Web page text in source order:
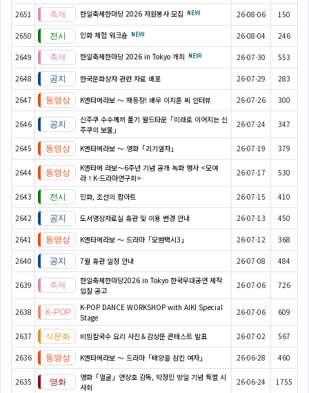
2651 한일축제한마당 2026 자원봉사 모집 26-08-06 150
2650 민화 체험 워크숍 26-08-04 246
2649 한일축제한마당 2026 in Tokyo 개최 26-07-30 553
2648 한국문화상자 관련 자료 배포 26-07-29 283
2647 K엔타메라보 ～ 재등장! 배우 이지훈 씨 인터뷰 26-07-26 300
2646
신주쿠 수수께끼 풀기 월드타운「미래로 이어지는 신
주쿠의 보물」
26-07-24 347
2645 K엔타메라보 ～ 영화「괴기열차」 26-07-19 379
2644
K엔타메 라보～6주년 기념 공개 녹화 행사 <모여
라！K-드라마연구회>
26-07-17 530
2643 민화, 조선의 팝아트 26-07-15 410
2642 도서영상자료실 휴관 및 이용 변경 안내 26-07-13 450
2641 K엔타메라보 ～ 드라마「모범택시3」 26-07-12 368
2640 7월 휴관 일정 안내 26-07-08 484
2639
한일축제한마당2026 in Tokyo 한국무대공연 제작
입찰 공고
26-07-06 726
2638
K-POP DANCE WORKSHOP with AIKI Special
Stage
26-07-06 609
2637 비빔칼국수 요리 사진＆감상문 콘테스트 발표 26-07-02 567
2636 K엔타메라보 ～ 드라마「태양을 삼킨 여자」 26-06-28 460
2635
영화「얼굴」연상호 감독, 박정민 방일 기념 특별 시
사회
26-06-24 1755